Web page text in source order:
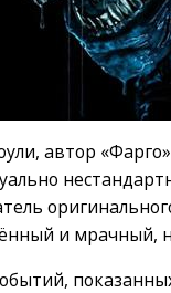
автор
и мрачный,